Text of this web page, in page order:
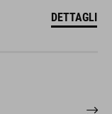
DETTAGLI